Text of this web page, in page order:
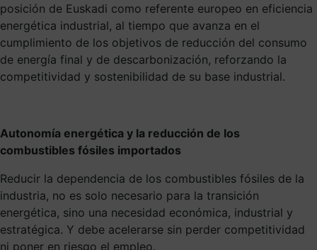
posición de Euskadi como referente europeo en eficiencia
energética industrial, al tiempo que avanza en el
cumplimiento de los objetivos de reducción del consumo
de energía final y de descarbonización, reforzando la
competitividad y sostenibilidad de su base industrial.
Autonomía energética y la reducción de los
combustibles fósiles importados
Reducir la dependencia de los combustibles fósiles de la
industria, no es solo necesario para la transición
energética, sino una necesidad económica, industrial y
estratégica. Y debe acelerarse sin perder competitividad
ni poner en riesgo el empleo.